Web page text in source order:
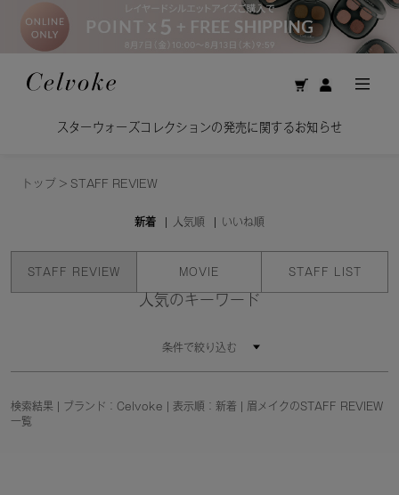
スターウォーズコレクションの発売に関するお知らせ
トップ > STAFF REVIEW
新着 人気順 いいね順
STAFF REVIEW MOVIE STAFF LIST
人気のキーワード
条件で絞り込む
検索結果 | ブランド：Celvoke | 表示順：新着 | 眉メイクのSTAFF REVIEW
一覧